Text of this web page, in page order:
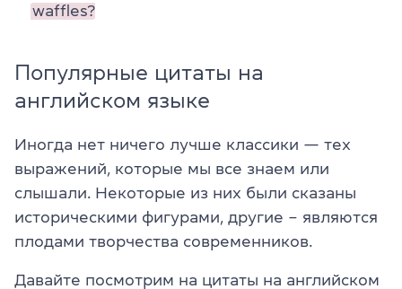
waffles?
Популярные цитаты на
английском языке
Иногда нет ничего лучше классики — тех
выражений, которые мы все знаем или
слышали. Некоторые из них были сказаны
историческими фигурами, другие – являются
плодами творчества современников.
Давайте посмотрим на цитаты на английском